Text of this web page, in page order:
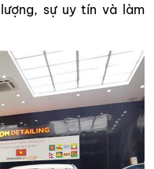
sự uy tín và làm